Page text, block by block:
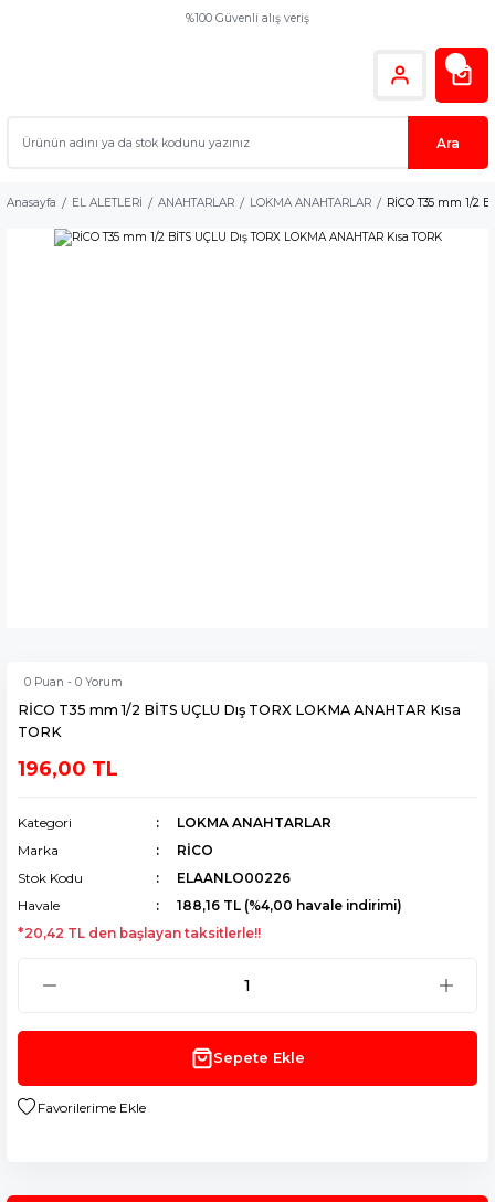
%100 Güvenli alış veriş
Ara
Anasayfa EL ALETLERİ ANAHTARLAR LOKMA ANAHTARLAR RİCO T35 mm 1/2
0 Puan - 0 Yorum
RİCO T35 mm 1/2 BİTS UÇLU Dış TORX LOKMA ANAHTAR Kısa
TORK
196,00 TL
Kategori
LOKMA ANAHTARLAR
Marka
RİCO
Stok Kodu
ELAANLO00226
Havale
188,16 TL (%4,00 havale indirimi)
*20,42 TL den başlayan taksitlerle!!
Sepete Ekle